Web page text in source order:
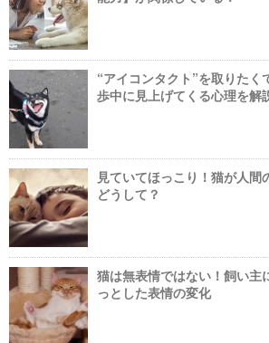
“アイコンタクト”を取りた
歩中に見上げてくる心理を解
見ていてほっこり！猫が人間
どうして？
猫は無表情ではない！飼い主
っとした表情の変化